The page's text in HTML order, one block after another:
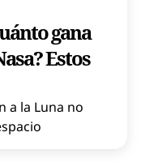
gana
Estos
a la Luna no